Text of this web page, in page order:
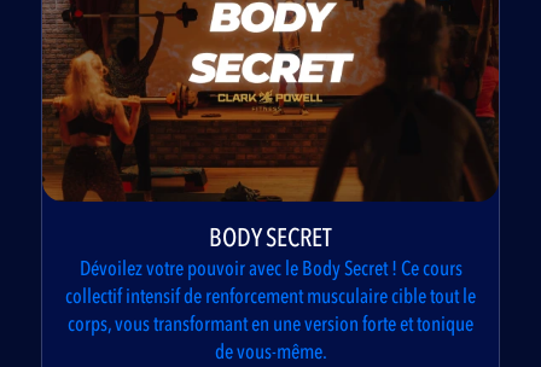
BODY SECRET
Dévoilez votre pouvoir avec le Body Secret ! Ce cours
collectif intensif de renforcement musculaire cible tout le
corps, vous transformant en une version forte et tonique
de vous-même.